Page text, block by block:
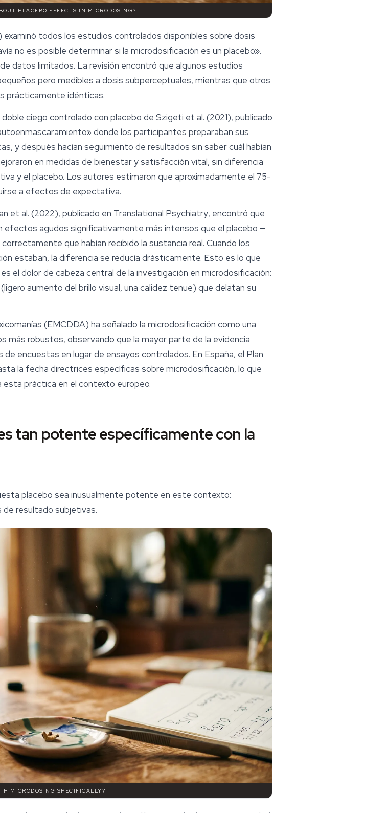
PLACEBO EFFECTS IN MICRODOSING?
todos los estudios controlados disponibles sobre dosis
no es posible determinar si la microdosificación es un placebo».
datos limitados. La revisión encontró que algunos estudios
pero medibles a dosis subperceptuales, mientras que otros
prácticamente idénticas.
ciego controlado con placebo de Szigeti et al. (2021), publicado
donde los participantes preparaban sus
y después hacían seguimiento de resultados sin saber cuál habían
en medidas de bienestar y satisfacción vital, sin diferencia
y el placebo. Los autores estimaron que aproximadamente el 75-
a efectos de expectativa.
et al. (2022), publicado en Translational Psychiatry, encontró que
efectos agudos significativamente más intensos que el placebo —
que habían recibido la sustancia real. Cuando los
estaban, la diferencia se reducía drásticamente. Esto es lo que
el dolor de cabeza central de la investigación en microdosificación:
aumento del brillo visual, una calidez tenue) que delatan su
(EMCDDA) ha señalado la microdosificación como una
más robustos, observando que la mayor parte de la evidencia
encuestas en lugar de ensayos controlados. En España, el Plan
la fecha directrices específicas sobre microdosificación, lo que
práctica en el contexto europeo.
tan potente específicamente con la
placebo sea inusualmente potente en este contexto:
de resultado subjetivas.
MICRODOSING SPECIFICALLY?